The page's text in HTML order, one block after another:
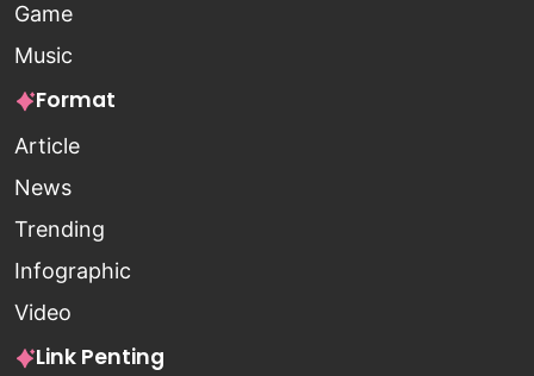
Game
Music
Format
Article
News
Trending
Infographic
Video
Link Penting